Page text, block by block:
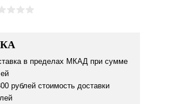
в пределах МКАД при сумме
рублей стоимость доставки